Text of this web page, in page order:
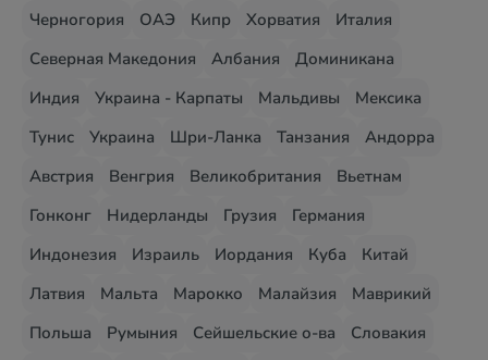
Черногория ОАЭ Кипр Хорватия
Италия
Северная Македония
Албания
Доминикана
Индия
Украина - Карпаты Мальдивы
Мексика
Тунис
Украина Шри-Ланка Танзания
Андорра
Австрия
Венгрия Великобритания
Вьетнам
Гонконг
Нидерланды Грузия
Германия
Индонезия
Израиль Иордания Куба
Китай
Латвия
Мальта Марокко Малайзия
Маврикий
Польша
Румыния Сейшельские о-ва
Словакия